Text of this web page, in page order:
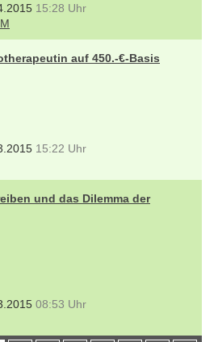
15:28 Uhr
auf 450.-€-Basis
15:22 Uhr
und das Dilemma der
08:53 Uhr